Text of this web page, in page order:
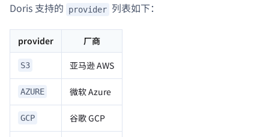
Doris 支持的
provider 列表如下：
provider 厂商
S3 亚马逊 AWS
AZURE 微软 Azure
GCP 谷歌 GCP